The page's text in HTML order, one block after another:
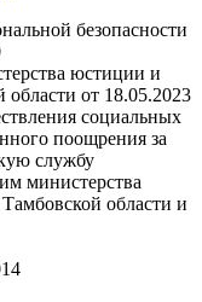
безопасности
юстиции и
области от 18.05.2023
социальных
поощрения за
службу
министерства
области и